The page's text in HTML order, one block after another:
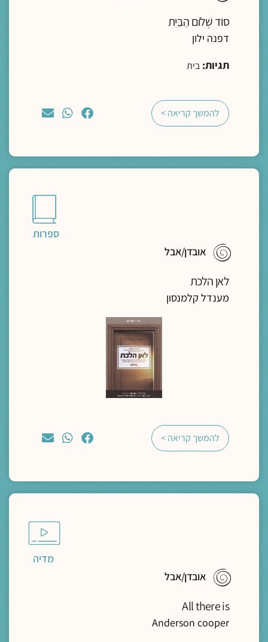
סוֹד שְׁלוֹם הַבַּיִת
דפנה ילון
תגיות: בית
להמשך קריאה >
ספרות
אובדן/אבל
לאן הלכת
מענדל קלמנסון
להמשך קריאה >
מדיה
אובדן/אבל
All there is
Anderson cooper